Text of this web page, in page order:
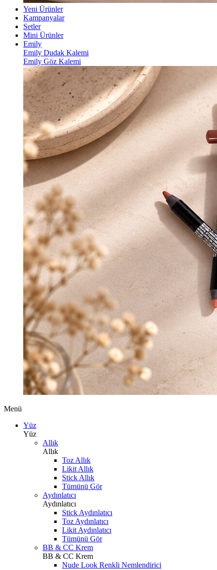
Yeni Ürünler
Kampanyalar
Setler
Mini Ürünler
Emily
Emily Dudak Kalemi
Emily Göz Kalemi
Menü
Yüz
Yüz
Allık
Allık
Toz Allık
Likit Allık
Stick Allık
Tümünü Gör
Aydınlatıcı
Aydınlatıcı
Stick Aydınlatıcı
Toz Aydınlatıcı
Likit Aydınlatıcı
Tümünü Gör
BB & CC Krem
BB & CC Krem
Nude Look Renkli Nemlendirici